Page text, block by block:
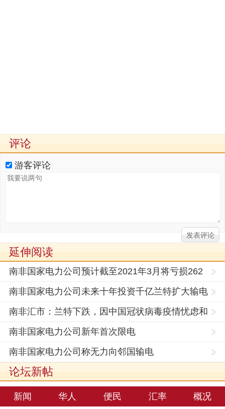
评论
游客评论
延伸阅读
南非国家电力公司预计截至2021年3月将亏损262
亿兰特
南非国家电力公司未来十年投资千亿兰特扩大输电
网络
南非汇市：兰特下跌，因中国冠状病毒疫情忧虑和
南非国家电
南非国家电力公司新年首次限电
南非国家电力公司称无力向邻国输电
论坛新帖
新闻 华人 便民 汇率 概况